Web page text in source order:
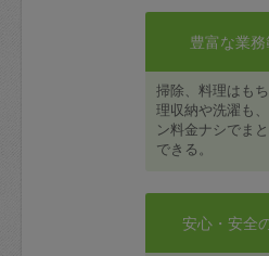
豊富な業
掃除、料理はも
理収納や洗濯も
ン料金ナシでま
できる。
安心・安全